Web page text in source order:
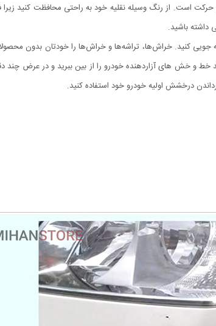
است. از رنگ وسیله نقلیه خود به راحتی محافظت کنید
داشته باشید.
هزینه خود صرفه جویی کنید. خراش‌ها، تراشه‌ها و خراش‌ها را خودتان بدون
و خش های آزاردهنده خودرو را از بین ببرید و در عرض چند
درخشش اولیه خودرو خود استفاده کنید.